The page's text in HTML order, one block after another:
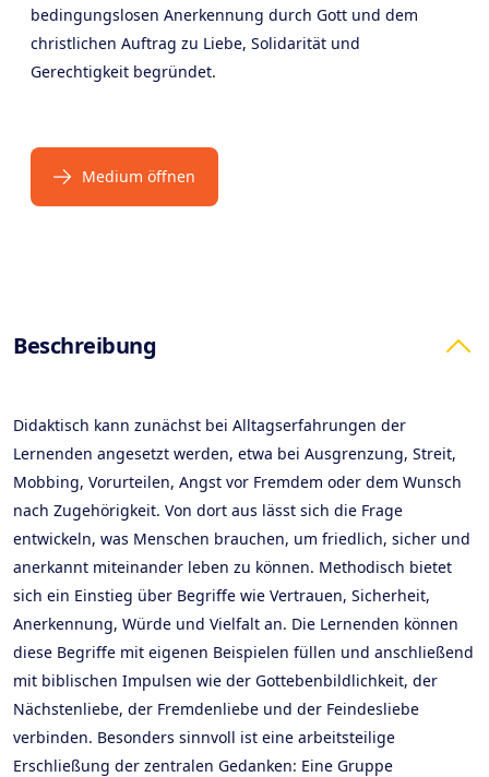
bedingungslosen Anerkennung durch Gott und dem
christlichen Auftrag zu Liebe, Solidarität und
Gerechtigkeit begründet.
Medium öffnen
Products
Beschreibung
Didaktisch kann zunächst bei Alltagserfahrungen der
Lernenden angesetzt werden, etwa bei Ausgrenzung, Streit,
Mobbing, Vorurteilen, Angst vor Fremdem oder dem Wunsch
nach Zugehörigkeit. Von dort aus lässt sich die Frage
entwickeln, was Menschen brauchen, um friedlich, sicher und
anerkannt miteinander leben zu können. Methodisch bietet
sich ein Einstieg über Begriffe wie Vertrauen, Sicherheit,
Anerkennung, Würde und Vielfalt an. Die Lernenden können
diese Begriffe mit eigenen Beispielen füllen und anschließend
mit biblischen Impulsen wie der Gottebenbildlichkeit, der
Nächstenliebe, der Fremdenliebe und der Feindesliebe
verbinden. Besonders sinnvoll ist eine arbeitsteilige
Erschließung der zentralen Gedanken: Eine Gruppe